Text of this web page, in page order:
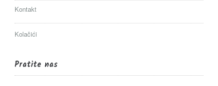
Kontakt
Kolačići
Pratite nas